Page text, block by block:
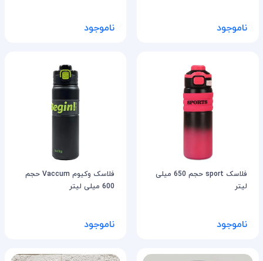
ناموجود ناموجود
فلاسک sport حجم 650 میلی
لیتر
ناموجود
فلاسک وکیوم Vaccum حجم
600 میلی لیتر
ناموجود